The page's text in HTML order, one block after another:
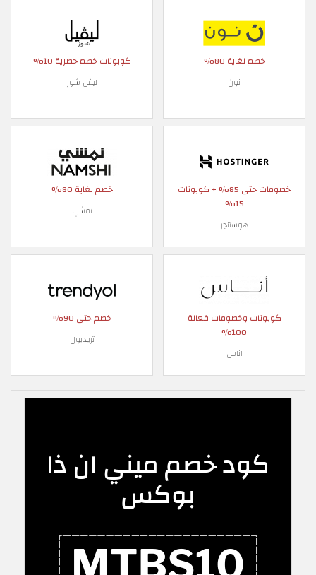
خصم لغاية 80%
نون
كوبونات خصم حصرية 10%
ليفل شوز
خصومات حتى 85% + كوبونات
15%
هوستنجر
خصم لغاية 80%
نمشي
كوبونات وخصومات فعالة
100%
اناس
خصم حتى 90%
ترينديول